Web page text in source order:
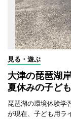
見る・遊ぶ
大津の琵琶湖
夏休みの子ど
琵琶湖の環境体験学
が現在、子ども用ラ